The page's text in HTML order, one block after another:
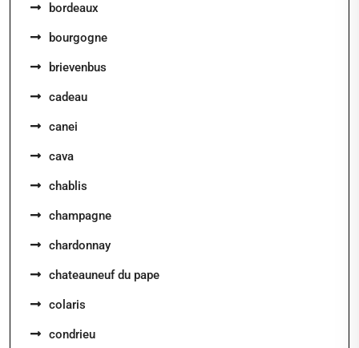
bordeaux
bourgogne
brievenbus
cadeau
canei
cava
chablis
champagne
chardonnay
chateauneuf du pape
colaris
condrieu